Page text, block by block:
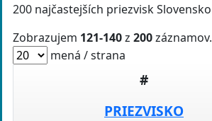
200 najčastejších priezvisk Slovensko
Zobrazujem 121-140z 200záznamov.
mená / strana
#
PRIEZVISKO